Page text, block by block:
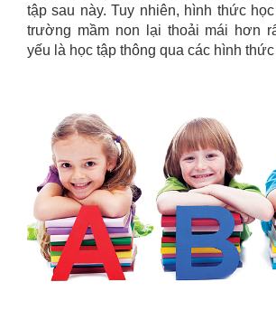
tập sau này. Tuy nhiên, hình thức
trường mầm non lại thoải mái hơn
yếu là học tập thông qua các hình